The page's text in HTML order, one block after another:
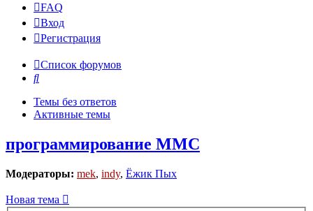
FAQ
Вход
Регистрация
Список форумов
Поиск
Темы без ответов
Активные темы
программирование MMC
Модераторы: mek, indy, Ёжик Пых
Новая тема